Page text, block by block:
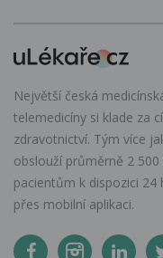
Největší česká
telemedicíny si klade za
zdravotnictví. Tým více
obslouží průměrně 2
pacientům k dispozici 24
přes mobilní aplikaci.